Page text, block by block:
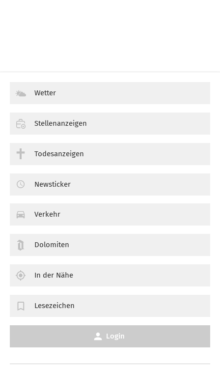
Wetter
Stellenanzeigen
Todesanzeigen
Newsticker
Verkehr
Dolomiten
In der Nähe
Lesezeichen
Login